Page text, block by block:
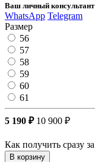
Ваш личный консультант
WhatsApp Telegram
Размер
56
57
58
59
60
61
5 190 ₽ 10 900 ₽
Как получить сразу за
В корзину